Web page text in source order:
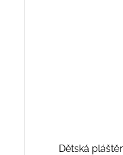
Dětská